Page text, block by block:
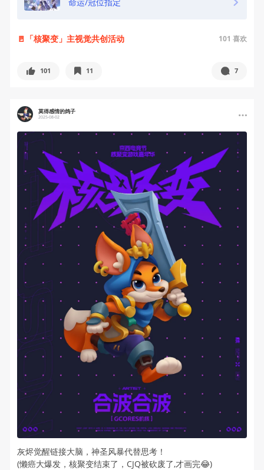
🚪「核聚变」主视觉共创活动 101 喜欢
101 11 7
莫得感情的鸽子
2025-08-02
灰烬觉醒链接大脑，神圣风暴代替思考！
(懒癌大爆发，核聚变结束了，CJQ被砍废了,才画完😂)